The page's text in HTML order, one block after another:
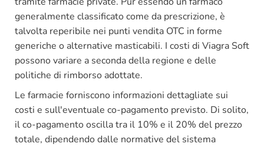
generalmente classificato come da prescrizione, è
talvolta reperibile nei punti vendita OTC in forme
generiche o alternative masticabili. I costi di Viagra Soft
possono variare a seconda della regione e delle
politiche di rimborso adottate.
Le farmacie forniscono informazioni dettagliate sui
costi e sull'eventuale co-pagamento previsto. Di solito,
il co-pagamento oscilla tra il 10% e il 20% del prezzo
totale, dipendendo dalle normative del sistema